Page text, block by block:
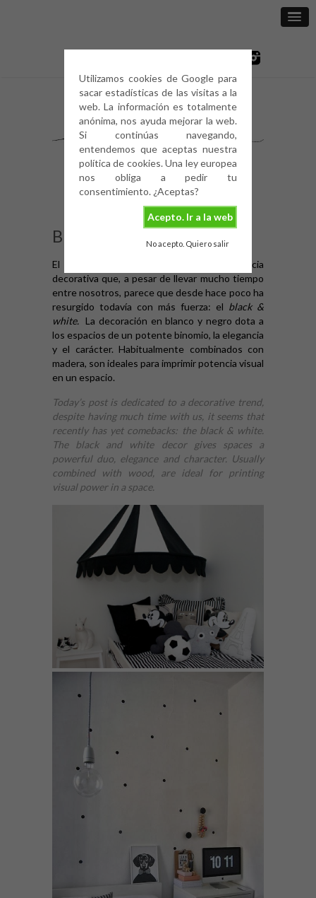
Utilizamos cookies de Google para
sacar estadísticas de las visitas a la
web. La información es totalmente
anónima, nos ayuda mejorar la web.
Si continúas navegando,
entendemos que aceptas nuestra
política de cookies. Una ley europea
nos obliga a pedir tu
consentimiento. ¿Aceptas?
Acepto. Ir a la web
No acepto. Quiero salir
BLACK & WHITE
El post de hoy va dedicado a una tendencia
decorativa que, a pesar de llevar mucho tiempo
entre nosotros, parece que desde hace poco ha
resurgido todavía con más fuerza: el black &
white. La decoración en blanco y negro dota a
los espacios de un potente binomio, la elegancia
y el carácter. Habitualmente combinados con
madera, son ideales para imprimir potencia visual
en un espacio.
Today’s post is dedicated to a decorative trend,
despite having much time with us, it seems that
recently has yet comebacks: the black & white.
The black and white decor gives spaces a
powerful duo, elegance and character. Usually
combined with wood, are ideal for printing
visual power in a space.